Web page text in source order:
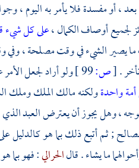
، أو مفسدة فلا يأمر به اليوم ،
لجميع أوصاف الكمال ،على كل شيء
ما يصير الشيء في وقت مصلحة ،
.
[ص:99 ]
ولو أراد لجعل
واحدةولكنه مالك الملك وملك
، وهل يجوز أن يعترض العبد الذي
; ثم أتبع ذلك بما هو كالدليل
ما يشاء . قالالحرالي: فهو بما